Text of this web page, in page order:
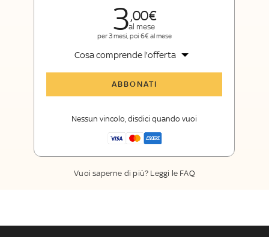
300
al mese
per 3 mesi, poi 6€ al mese
Cosa comprende l'offerta
Sport
La newsletter esclusiva di Sky Sport
ABBONATI
Nessun vincolo, disdici quando vuoi
Vuoi saperne di più? Leggi le FAQ